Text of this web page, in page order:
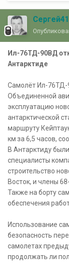
Сергей41
Ил-76ТД-90ВД
Антарктиде
Самолёт Ил-76ТД-
Объединенной
эксплуатацию
антарктической
маршруту
км за 6,5 часов,
В Антарктиду
специалисты
строительство
Восток, и члены
Также на борту
обеспечения
Использование
безопасность
самолетах
продолжать ли